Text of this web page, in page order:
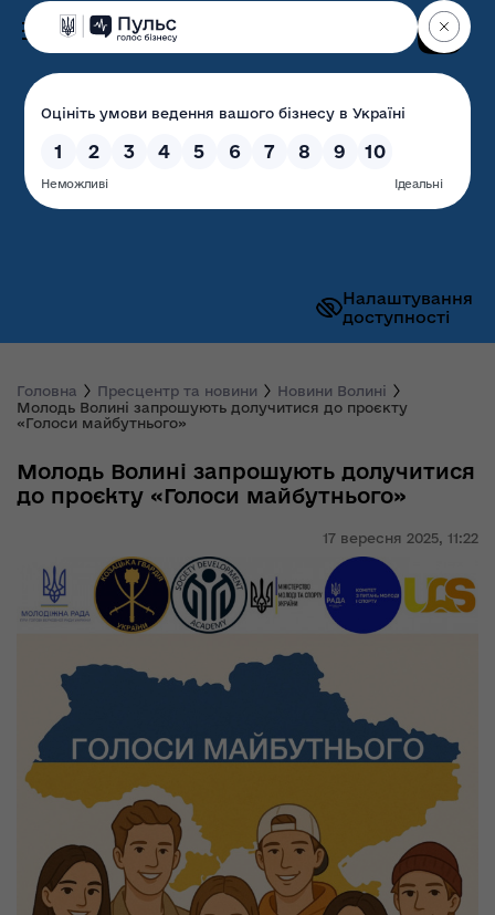
Налаштування
доступності
Волинська обласна
державна адміністрація
Головна Пресцентр та новини
Новини Волині
Молодь Волині запрошують долучитися до проєкту
«Голоси майбутнього»
17 вересня 2025, 11:22
Молодь Волині запрошують долучитися
до проєкту «Голоси майбутнього»